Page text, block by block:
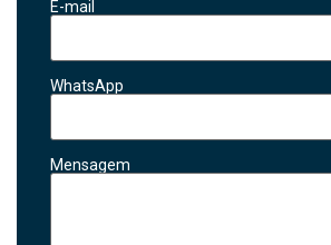
E-mail
WhatsApp
Mensagem